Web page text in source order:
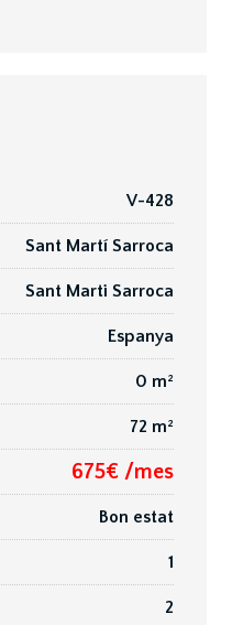
V-428
Sant Martí Sarroca
Sant Marti Sarroca
Espanya
0 m²
72 m²
675€ /mes
Bon estat
1
2